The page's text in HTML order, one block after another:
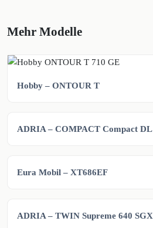
Mehr Modelle
Hobby – ONTOUR T
ADRIA – COMPACT Compact DL
Eura Mobil – XT686EF
ADRIA – TWIN Supreme 640 SGX